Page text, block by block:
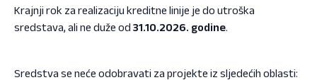
Krajnji rok za realizaciju kreditne linije je do utroška
sredstava, ali ne duže od 31.10.2026. godine.
Sredstva se neće odobravati za projekte iz sljedećih oblasti: